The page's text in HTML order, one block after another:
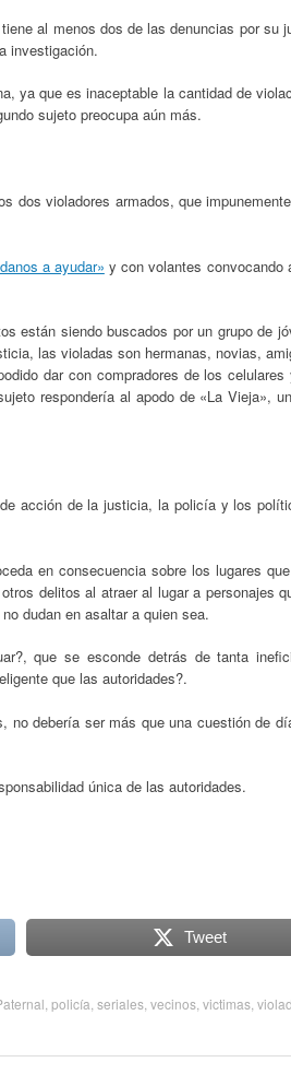
al menos dos de las denuncias por su
investigación.
ya que es inaceptable la cantidad de
sujeto preocupa aún más.
violadores armados, que
a ayudar» y con volantes convocando
están siendo buscados por un grupo de
las violadas son hermanas, novias,
dar con compradores de los
respondería al apodo de «La Vieja»,
acción de la justicia, la policía y los
en consecuencia sobre los lugares
delitos al atraer al lugar a personajes
dudan en asaltar a quien sea.
que se esconde detrás de tanta
que las autoridades?.
debería ser más que una cuestión de
única de las autoridades.
Tweet
policía seriales vecinos victimas